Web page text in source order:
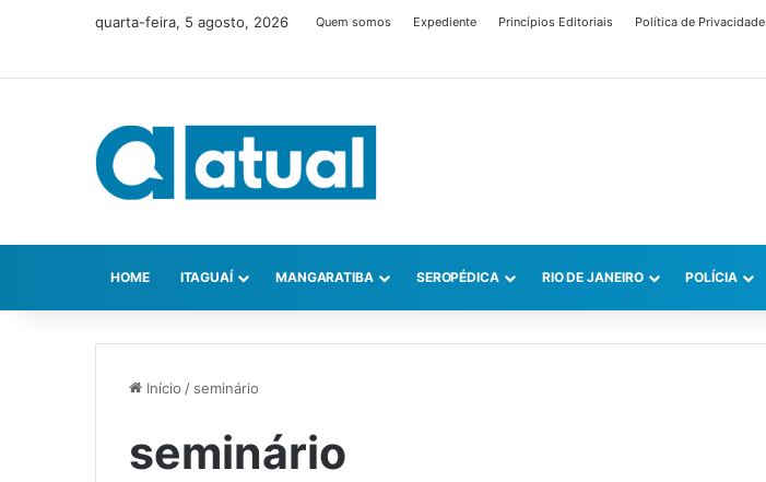
quarta-feira, 5 agosto, 2026 Quem somos Expediente Princípios Editoriais Política de Privacidade
HOME ITAGUAÍ MANGARATIBA SEROPÉDICA RIO DE JANEIRO POLÍCIA
Início / seminário
seminário